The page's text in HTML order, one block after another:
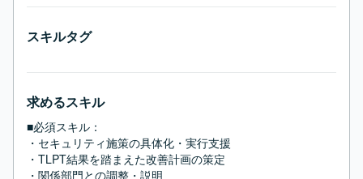
スキルタグ
求めるスキル
■必須スキル：
・セキュリティ施策の具体化・実行支援
・TLPT結果を踏まえた改善計画の策定
・関係部門との調整・説明